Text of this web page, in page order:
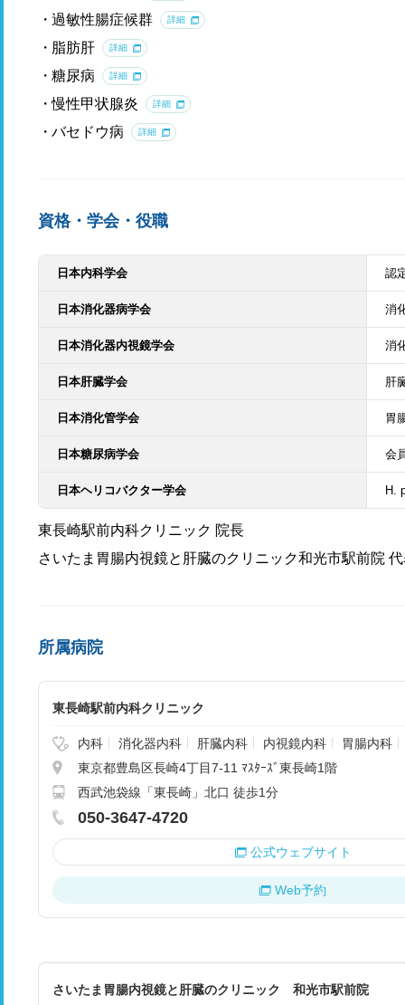
過敏性腸症候群 詳細
脂肪肝 詳細
糖尿病 詳細
慢性甲状腺炎 詳細
バセドウ病 詳細
資格・学会・役職
日本内科学会 認
日本消化器病学会 消
日本消化器内視鏡学会 消
日本肝臓学会 肝
日本消化管学会 胃
日本糖尿病学会 会
日本ヘリコバクター学会 H.
東長崎駅前内科クリニック 院長
さいたま胃腸内視鏡と肝臓のクリニック和光市駅前院
所属病院
東長崎駅前内科クリニック
内科 消化器内科 肝臓内科 内視鏡内科
胃腸内科
東京都豊島区長崎4丁目7-11 ﾏｽﾀｰｽﾞ東長崎1階
西武池袋線「東長崎」北口 徒歩1分
050-3647-4720
公式ウェブサイト
Web予約
さいたま胃腸内視鏡と肝臓のクリニック 和光市駅前院